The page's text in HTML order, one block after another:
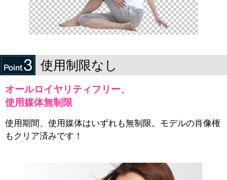
使用制限なし
オールロイヤリティフリー、
使用媒体無制限
使用期間、使用媒体はいずれも無制限。モデルの肖像権
もクリア済みです！